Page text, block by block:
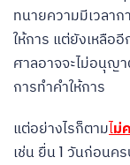
ทนายความมีเวลาก
ให้การ แต่ยังเหลือ
ศาลอาจจะไม่อนุญา
การทำคำให้การ
แต่อย่างไรก็ตามไม่
เช่น ยื่น 1 วันก่อนค